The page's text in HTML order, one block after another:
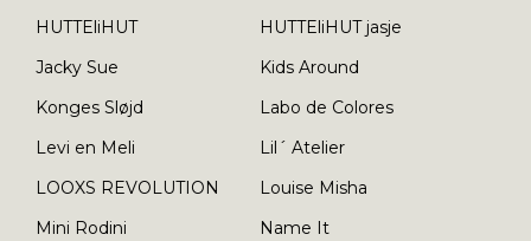
HUTTEliHUT
HUTTEliHUT jasje
Jacky Sue
Kids Around
Konges Sløjd
Labo de Colores
Levi en Meli
Lil´ Atelier
LOOXS REVOLUTION
Louise Misha
Mini Rodini
Name It